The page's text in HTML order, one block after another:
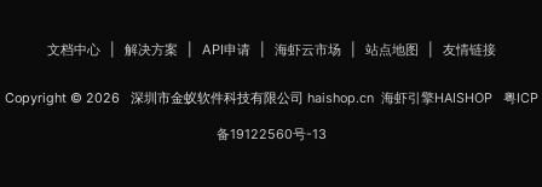
文档中心| 解决方案 API申请| 海虾云市场| 站点地图 友情链接
Copyright © 2026 深圳市金蚁软件科技有限公司 haishop.cn 海虾引擎HAISHOP 粤ICP
备19122560号-13